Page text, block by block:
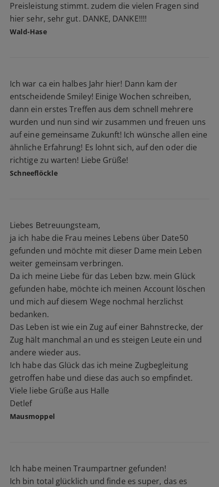
Preisleistung stimmt. zudem die vielen Fragen sind
hier sehr, sehr gut. DANKE, DANKE!!!!
Wald-Hase
Ich war ca ein halbes Jahr hier! Dann kam der
entscheidende Smiley! Einige Wochen schreiben,
dann ein erstes Treffen aus dem schnell mehrere
wurden und nun sind wir zusammen und freuen uns
auf eine gemeinsame Zukunft! Ich wünsche allen eine
ähnliche Erfahrung! Es lohnt sich, auf den oder die
richtige zu warten! Liebe Grüße!
Schneeflöckle
Liebes Betreuungsteam,
ja ich habe die Frau meines Lebens über Date50
gefunden und möchte mit dieser Dame mein Leben
weiter gemeinsam verbringen.
Da ich meine Liebe für das Leben bzw. mein Glück
gefunden habe, möchte ich meinen Account löschen
und mich auf diesem Wege nochmal herzlichst
bedanken.
Das Leben ist wie ein Zug auf einer Bahnstrecke, der
Zug hält manchmal an und es steigen Leute ein und
andere wieder aus.
Ich habe das Glück das ich meine Zugbegleitung
getroffen habe und diese das auch so empfindet.
Viele liebe Grüße aus Halle
Detlef
Mausmoppel
Ich habe meinen Traumpartner gefunden!
Ich bin total glücklich und finde es super, das es